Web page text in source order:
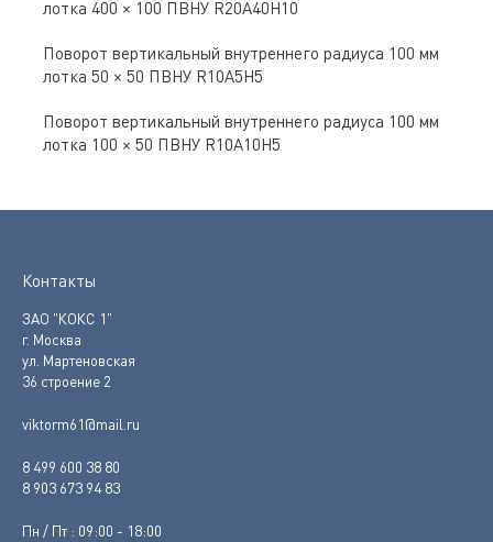
лотка 400 × 100 ПВНУ R20A40H10
Поворот вертикальный внутреннего радиуса 100 мм
лотка 50 × 50 ПВНУ R10A5H5
Поворот вертикальный внутреннего радиуса 100 мм
лотка 100 × 50 ПВНУ R10A10H5
Контакты
ЗАО "КОКС 1"
г. Москва
ул. Мартеновская
36 строение 2
viktorm61@mail.ru
8 499 600 38 80
8 903 673 94 83
Пн / Пт : 09:00 - 18:00